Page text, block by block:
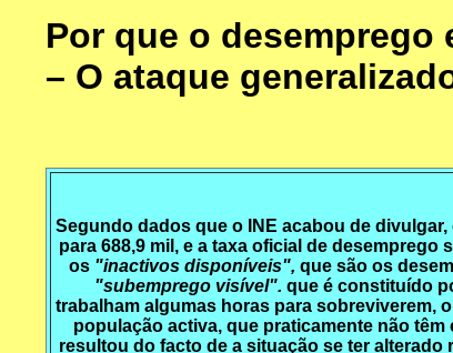
Por que o desemprego
– O ataque
Segundo dados que o INE acabou de divulgar,
para 688,9 mil, e a taxa oficial de desemprego
os "inactivos disponíveis", que são os
"subemprego visível". que é constituído
trabalham algumas horas para sobreviverem,
população activa, que praticamente não
resultou do facto de a situação se ter